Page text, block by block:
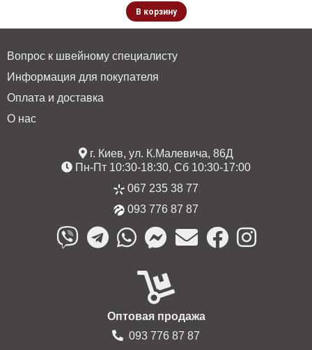
В корзину
Вопрос к швейному специалисту
Информация для покупателя
Оплата и доставка
О нас
г. Киев, ул. К.Малевича, 86Д
Пн-Пт 10:30-18:30, Сб 10:30-17:00
067 235 38 77
093 776 87 87
Оптовая продажа
093 776 87 87